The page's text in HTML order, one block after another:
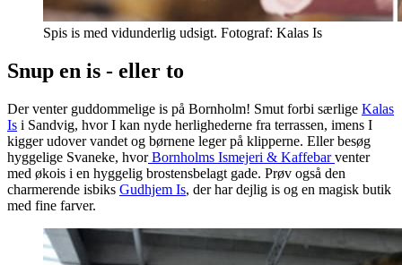
Spis is med vidunderlig udsigt. Fotograf: Kalas Is
Snup en is - eller to
Der venter guddommelige is på Bornholm! Smut forbi særlige Kalas
Is i Sandvig, hvor I kan nyde herlighederne fra terrassen, imens I
kigger udover vandet og børnene leger på klipperne. Eller besøg
hyggelige Svaneke, hvorBornholms Ismejeri & Kaffebarventer
med økois i en hyggelig brostensbelagt gade. Prøv også den
charmerende isbiks Gudhjem Is, der har dejlig is og en magisk butik
med fine farver.